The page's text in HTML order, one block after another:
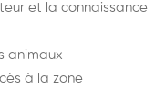
et la connaissance
animaux
à la zone